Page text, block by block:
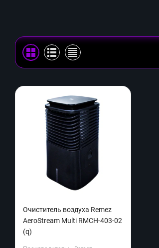
Очиститель воздуха Remez
AeroStream Multi RMCH-403-02
(q)